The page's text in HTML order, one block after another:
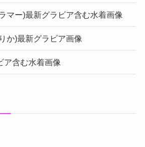
マー)最新グラビア含む水着画像
か)最新グラビア画像
ア含む水着画像